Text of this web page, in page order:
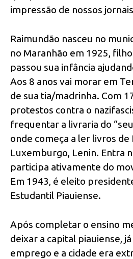
impressão de nossos
Raimundão nasceu no
no Maranhão em 1925,
passou sua infância
Aos 8 anos vai morar em
de sua tia/madrinha. Com
protestos contra o
frequentar a livraria do
onde começa a ler livros de
Luxemburgo, Lenin. Entra
participa ativamente do
Em 1943, é eleito
Estudantil Piauiense.
Após completar o ensino
deixar a capital piauiense,
emprego e a cidade era